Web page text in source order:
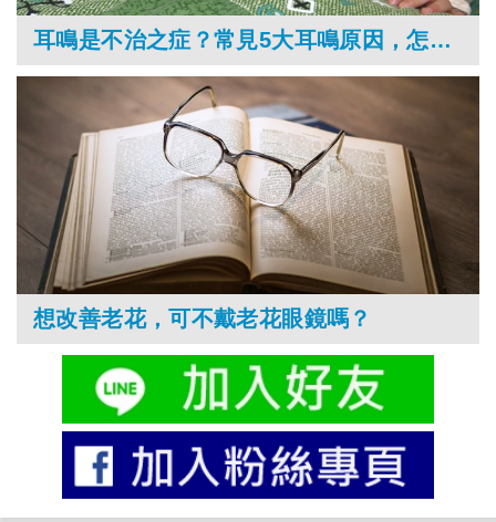
耳鳴是不治之症？常見5大耳鳴原因，怎麼治療
想改善老花，可不戴老花眼鏡嗎？